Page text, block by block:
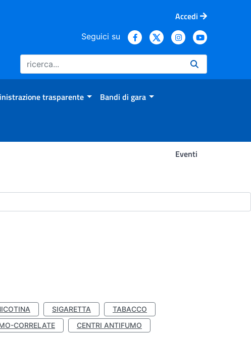
Accedi
Seguici su
trasparente Bandi di gara
Eventi
SIGARETTA
TABACCO
CORRELATE
CENTRI ANTIFUMO